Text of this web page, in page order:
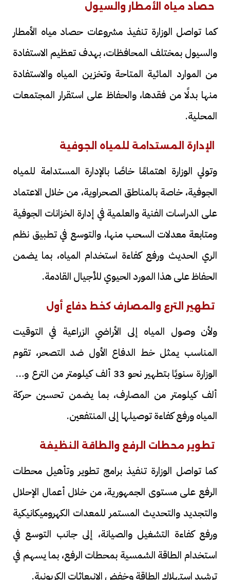
حصاد مياه الأمطار والسيول
كما تواصل الوزارة تنفيذ مشروعات حصاد مياه الأمطار
والسيول بمختلف المحافظات، بهدف تعظيم الاستفادة
من الموارد المائية المتاحة وتخزين المياه والاستفادة
منها بدلًا من فقدها، والحفاظ على استقرار المجتمعات
المحلية.
الإدارة المستدامة للمياه الجوفية
وتولي الوزارة اهتمامًا خاصًا بالإدارة المستدامة للمياه
الجوفية، خاصة بالمناطق الصحراوية، من خلال الاعتماد
على الدراسات الفنية والعلمية في إدارة الخزانات الجوفية
ومتابعة معدلات السحب منها، والتوسع في تطبيق نظم
الري الحديث ورفع كفاءة استخدام المياه، بما يضمن
الحفاظ على هذا المورد الحيوي للأجيال القادمة.
تطهير الترع والمصارف كخط دفاع أول
ولأن وصول المياه إلى الأراضي الزراعية في التوقيت
المناسب يمثل خط الدفاع الأول ضد التصحر، تقوم
الوزارة سنويًا بتطهير نحو 33 ألف كيلومتر من الترع و22
ألف كيلومتر من المصارف، بما يضمن تحسين حركة
المياه ورفع كفاءة توصيلها إلى المنتفعين.
تطوير محطات الرفع والطاقة النظيفة
كما تواصل الوزارة تنفيذ برامج تطوير وتأهيل محطات
الرفع على مستوى الجمهورية، من خلال أعمال الإحلال
والتجديد والتحديث المستمر للمعدات الكهروميكانيكية
ورفع كفاءة التشغيل والصيانة، إلى جانب التوسع في
استخدام الطاقة الشمسية بمحطات الرفع، بما يسهم في
ترشيد استهلاك الطاقة وخفض الانبعاثات الكربونية.